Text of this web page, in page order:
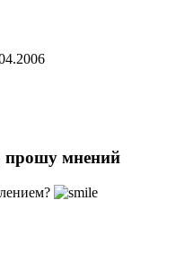
прошу мнений